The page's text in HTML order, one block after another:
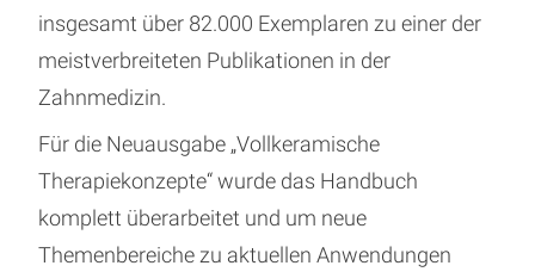
insgesamt über 82.000 Exemplaren zu einer der
meistverbreiteten Publikationen in der
Zahnmedizin.
Für die Neuausgabe „Vollkeramische
Therapiekonzepte“ wurde das Handbuch
komplett überarbeitet und um neue
Themenbereiche zu aktuellen Anwendungen